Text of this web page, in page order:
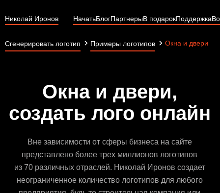
Николай Иронов НачатьБлогПартнерыВ подарокПоддержка
Сгенерировать логотип Примеры логотипов Окна и двери
Окна и двери,
создать лого онлайн
Вне зависимости от сферы бизнеса на сайте
представлено более трех миллионов логотипов
из 70 различных отраслей. Николай Иронов создает
неограниченное количество логотипов для любого